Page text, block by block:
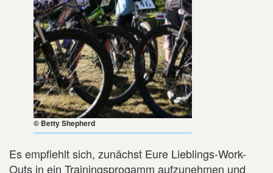
© Betty Shepherd
Es empfiehlt sich, zunächst Eure Lieblings-Work-
Outs in ein Trainingsprogamm aufzunehmen und